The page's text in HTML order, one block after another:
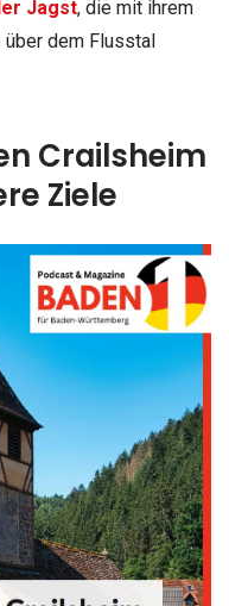
Jagst, die mit ihrem
dem Flusstal
Crailsheim
Ziele